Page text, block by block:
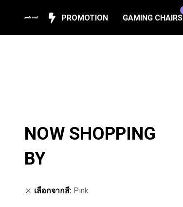
PROMOTION GAMING CHAIRS
NOW SHOPPING
BY
เลือกจากสี Pink